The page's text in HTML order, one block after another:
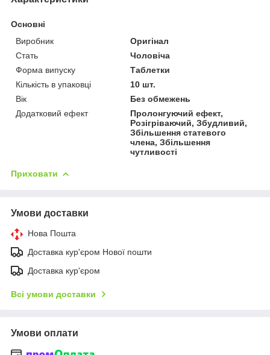
Основні
Виробник
Оригінал
Стать
Чоловіча
Форма випуску
Таблетки
Кількість в упаковці
10 шт.
Вік
Без обмежень
Додатковий ефект
Пролонгуючий ефект,
Розігріваючий, Збудливий,
Збільшення статевого
члена, Збільшення
чутливості
Приховати
Умови доставки
Нова Пошта
Доставка кур'єром Нової пошти
Доставка кур'єром
Всі умови доставки
Умови оплати